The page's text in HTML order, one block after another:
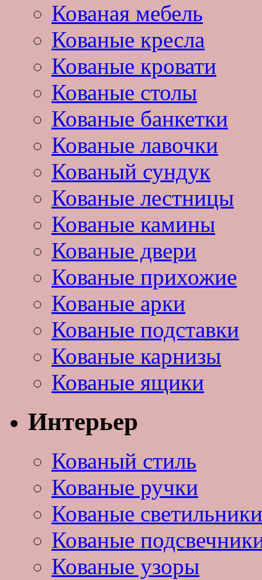
Кованая мебель
Кованые кресла
Кованые кровати
Кованые столы
Кованые банкетки
Кованые лавочки
Кованый сундук
Кованые лестницы
Кованые камины
Кованые двери
Кованые прихожие
Кованые арки
Кованые подставки
Кованые карнизы
Кованые ящики
Интерьер
Кованый стиль
Кованые ручки
Кованые светильники
Кованые
Кованые узоры